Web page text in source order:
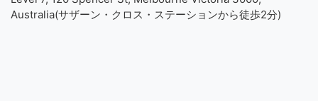
Australia(サザーン・クロス・ステーションから徒歩2分)